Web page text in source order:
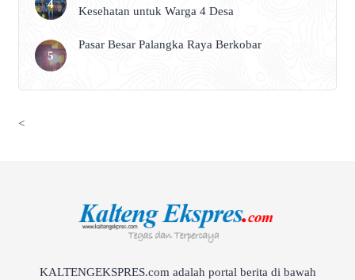
Kesehatan untuk Warga 4 Desa
Pasar Besar Palangka Raya Berkobar
<
KALTENGEKSPRES.com adalah portal berita di bawah